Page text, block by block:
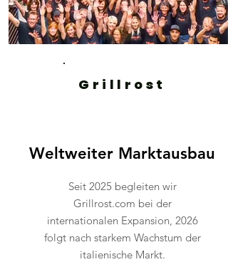
Grillrost
Weltweiter Marktausbau
Seit 2025 begleiten wir
Grillrost.com bei der
internationalen Expansion, 2026
folgt nach starkem Wachstum der
italienische Markt.